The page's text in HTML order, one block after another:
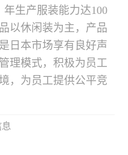
生产服装能力达100
以休闲装为主，产品
日本市场享有良好声
理模式，积极为员工
，为员工提供公平竞